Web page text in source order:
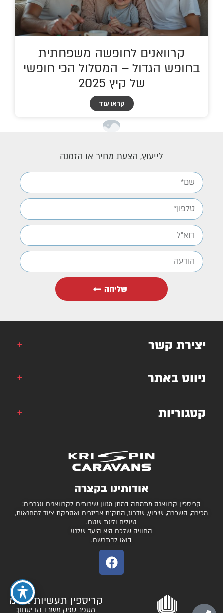
קרוואנים לחופשה משפחתית
בחופש הגדול – המסלול הכי חופשי
של קיץ 2025
קראו עוד
לייעוץ, הצעת מחיר או הזמנה
שליחה
יצירת קשר
אורן: 052-6868777
krispincaravans@gmail.com
עצמונה 16, אזה"ת מישור אדומים
ניווט באתר
קרוואן
השירותים שלנו
חניונים מומלצים
יצירת קשר
קטגוריות
ציוד ואביזרים נלווים
אודותינו בקצרה
קריספין קרוואנס מתמחה במתן מגוון שירותים לקרוואנים ונגררים:
מכירה, השכרה, שיפוץ, שדרוג, התקנת אביזרים ואספקת ציוד למחנאות,
טיולים ולינת שטח.
החוויה שלכם היא היעד שלנו!
בואו להתרשם.
קריספין תעשיות בע"מ
מספר ספק משרד הביטחון: